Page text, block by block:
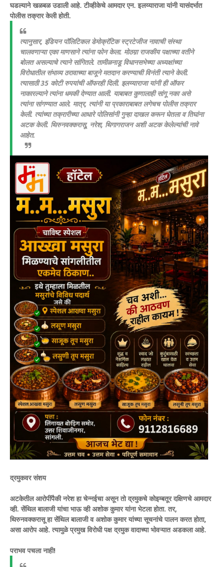
घडल्याने खळबळ उडाली आहे. टीव्हीकेचे आमदार एन. इलय्याराजा यांनी यासंदर्भात
पोलीस तक्रार केली होती.
त्यानुसार, इंडियन पॉलिटिकल डेमोक्रॅटिक स्ट्रटेजीज नावाची संस्था
चालवणाऱ्या एका माणसाने त्यांना फोन केला. मोठय़ा राजकीय पक्षाच्या वतीने
बोलत असल्याचे त्याने सांगितले. तामीळनाडू विधानसभेच्या अध्यक्षांच्या
विरोधातील संभाव्य ठरावाच्या बाजूने मतदान करण्याची विनंती त्याने केली.
त्यासाठी 35 कोटी रुपयांची ऑफरही दिली. इलय्याराजा यांनी ही ऑफर
नाकारल्याने त्यांना धमकी देण्यात आली. याबाबत कुणालाही सांगू नका असे
त्यांना सांगण्यात आले. मात्र, त्यांनी या प्रकाराबाबत लगेचच पोलीस तक्रार
केली. त्यांच्या तक्रारीच्या आधारे पोलिसांनी गुन्हा दाखल करून घेतला व तिघांना
अटक केली. थिरुनवक्करासू, नरेश, थिगागराजन अशी अटक केलेल्यांची नावे
आहेत.
द्रमुकवर संशय
अटकेतील आरोपींपैकी नरेश हा चेन्नईचा असून तो द्रमुकचे कोइम्बतूर दक्षिणचे आमदार
व्ही. सेंथिल बालाजी यांचा भाऊ व्ही अशोक कुमार यांना भेटला होता. तर,
थिरुनवक्करासू हा सेंथिल बालाजी व अशोक कुमार यांच्या सूचनांचे पालन करत होता,
असा आरोप आहे. त्यामुळे प्रमुख विरोधी पक्ष द्रमुक वादाच्या भोवऱ्यात अडकला आहे.
पराभव पचला नाही!